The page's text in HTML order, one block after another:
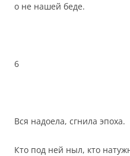
о не нашей беде.
6
Вся надоела, сгнила эпоха.
Кто под ней ныл, кто